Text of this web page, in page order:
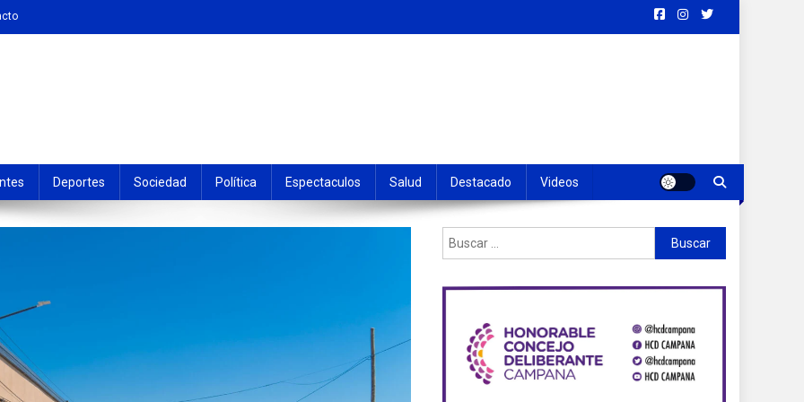
Deportes Sociedad Política Espectaculos Salud Destacado Videos
Buscar: